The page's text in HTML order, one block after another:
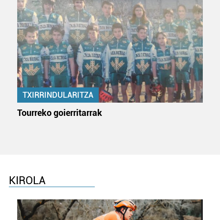
TXIRRINDULARITZA
Tourreko goierritarrak
KIROLA